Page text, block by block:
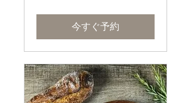
今すぐ予約